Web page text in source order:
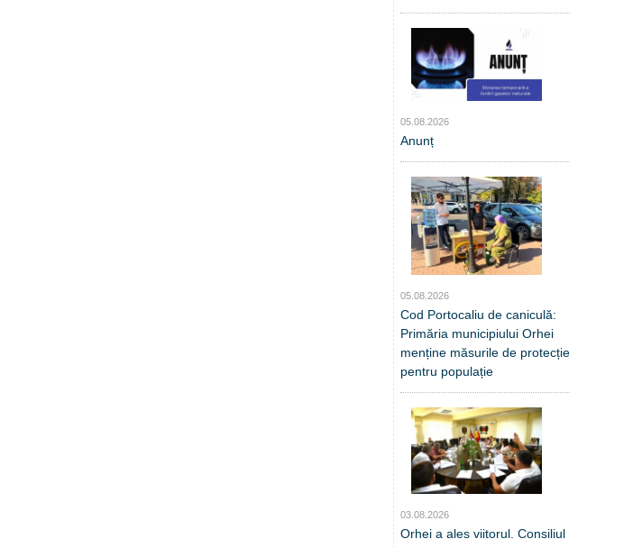
05.08.2026
Anunț
05.08.2026
Cod Portocaliu de caniculă:
Primăria municipiului Orhei
menține măsurile de protecție
pentru populație
03.08.2026
Orhei a ales viitorul. Consiliul